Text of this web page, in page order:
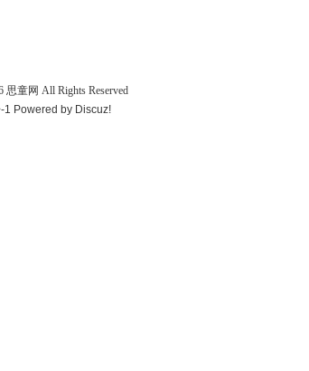
思童网 All Rights Reserved
1 Powered by Discuz!